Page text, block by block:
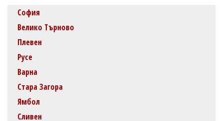
София
Велико Търново
Плевен
Русе
Варна
Стара Загора
Ямбол
Сливен